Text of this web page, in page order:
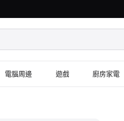
電腦周邊 遊戲 廚房家電